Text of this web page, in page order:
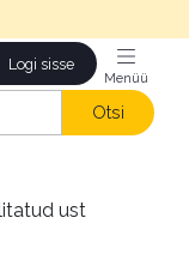
Logi sisse
Otsi
ust